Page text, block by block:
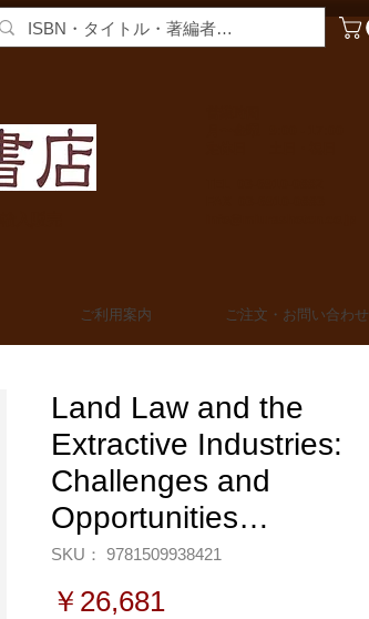
ご利用案内 ご注文・お問い合わせ
Land Law and the
Extractive Industries:
Challenges and
Opportunities…
SKU： 9781509938421
￥26,681